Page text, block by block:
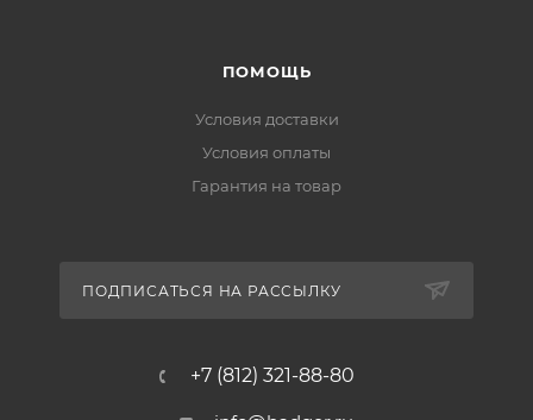
ПОМОЩЬ
Условия доставки
Условия оплаты
Гарантия на товар
ПОДПИСАТЬСЯ НА РАССЫЛКУ
+7 (812) 321-88-80